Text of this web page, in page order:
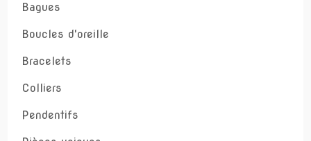
Bagues
Boucles d'oreille
Bracelets
Colliers
Pendentifs